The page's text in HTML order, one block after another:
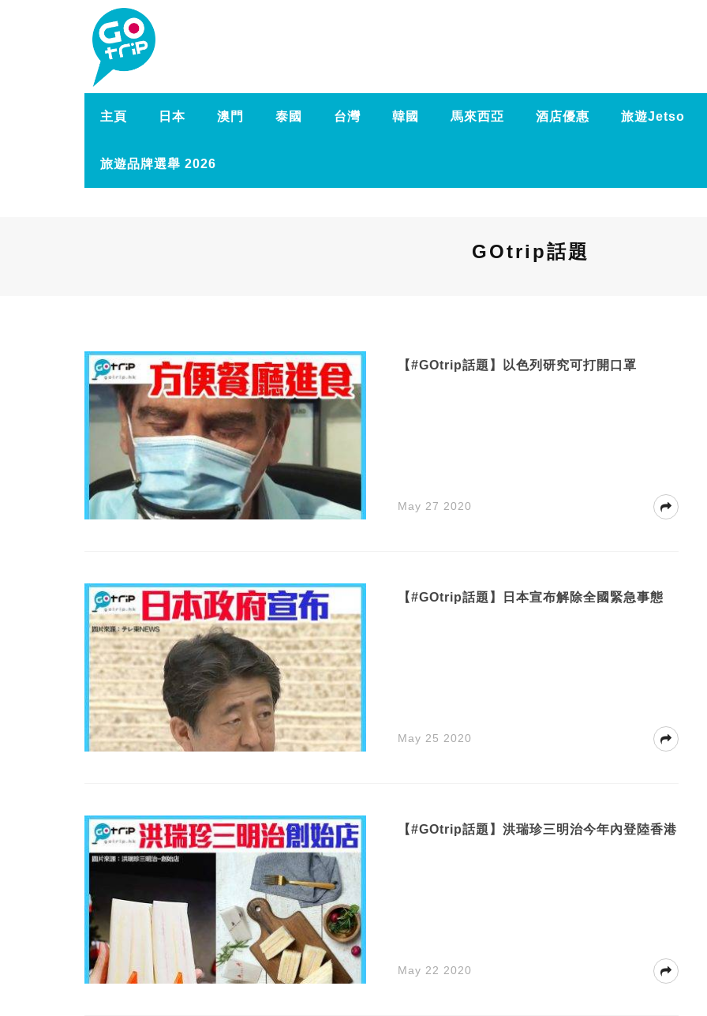
主頁 日本 澳門 泰國 台灣 韓國 馬來西亞 酒店優惠 旅遊Jetso
旅遊品牌選舉 2026
GOtrip話題
【#GOtrip話題】以色列研究可打開口罩
May 27 2020
【#GOtrip話題】日本宣布解除全國緊急事態
May 25 2020
【#GOtrip話題】洪瑞珍三明治今年內登陸香港
May 22 2020